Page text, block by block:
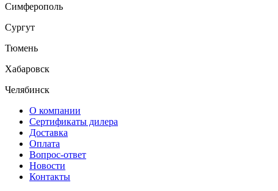
Симферополь
Сургут
Тюмень
Хабаровск
Челябинск
О компании
Сертификаты дилера
Доставка
Оплата
Вопрос-ответ
Новости
Контакты